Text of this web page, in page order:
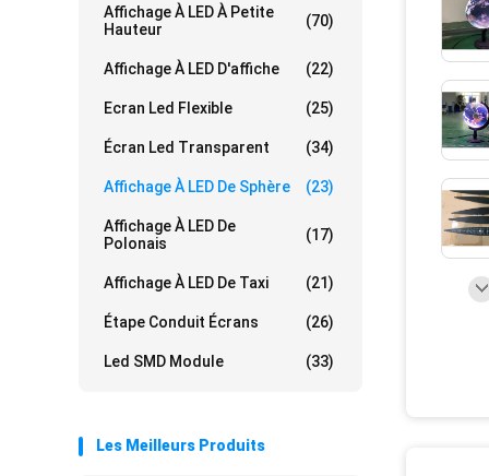
Affichage À LED À Petite
Hauteur
(70)
Affichage À LED D'affiche (22)
Ecran Led Flexible (25)
Écran Led Transparent (34)
Affichage À LED De Sphère (23)
Affichage À LED De
Polonais
(17)
Affichage À LED De Taxi (21)
Étape Conduit Écrans (26)
Led SMD Module (33)
Les Meilleurs Produits